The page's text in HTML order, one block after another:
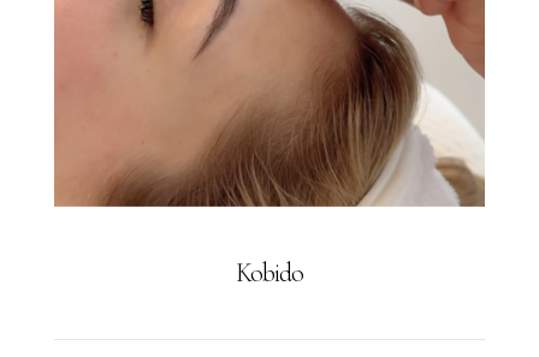
Kobido